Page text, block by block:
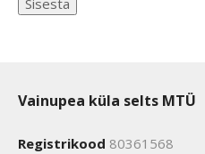
Vainupea küla selts MTÜ
Registrikood 80361568